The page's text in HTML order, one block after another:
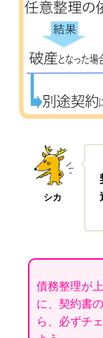
シカ
債務整理が
に、契約書
ら、必ずチ